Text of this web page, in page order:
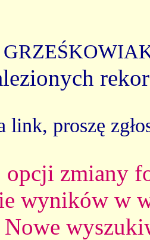
link, proszę
opcji zmiany
wyników w
Nowe